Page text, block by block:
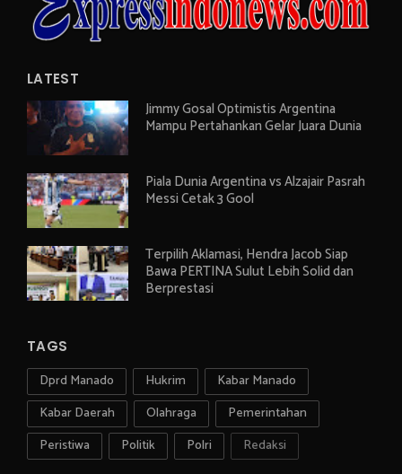
LATEST
Jimmy Gosal Optimistis Argentina
Mampu Pertahankan Gelar Juara Dunia
Piala Dunia Argentina vs Alzajair Pasrah
Messi Cetak 3 Gool
Terpilih Aklamasi, Hendra Jacob Siap
Bawa PERTINA Sulut Lebih Solid dan
Berprestasi
TAGS
Dprd Manado Hukrim
Kabar Manado
Kabar Daerah
Olahraga
Pemerintahan
Peristiwa
Politik Polri Redaksi